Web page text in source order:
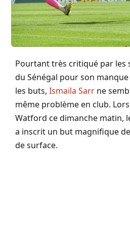
Pourtant très critiqué par les
du Sénégal pour son
les buts, Ismaïla Sarr ne
même problème en club.
Watford ce dimanche matin,
a inscrit un but magnifique
de surface.